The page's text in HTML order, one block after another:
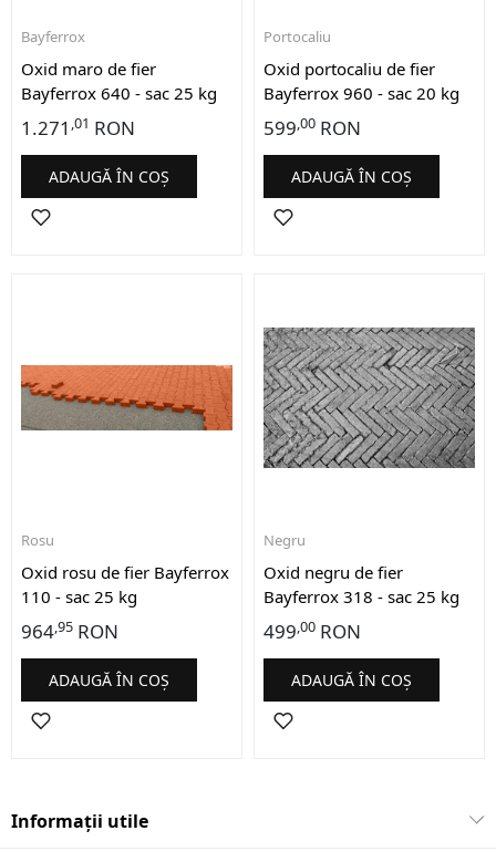
Oxid maro de fier
Bayferrox 640 - sac 25 kg
Bayferrox
1.271 ,01 RON
ADAUGĂ ÎN COȘ
Oxid portocaliu de fier
Bayferrox 960 - sac 20 kg
Portocaliu
599,00 RON
ADAUGĂ ÎN COȘ
Oxid rosu de fier Bayferrox
110 - sac 25 kg
Rosu
964,95 RON
ADAUGĂ ÎN COȘ
Oxid negru de fier
Bayferrox 318 - sac 25 kg
Negru
499,00 RON
ADAUGĂ ÎN COȘ
Informații utile